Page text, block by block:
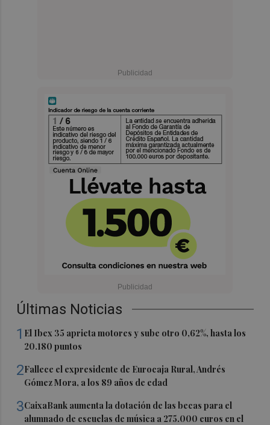
Últimas Noticias
1 El Ibex 35 aprieta motores y sube otro 0,62%, hasta los
20.180 puntos
2Fallece el expresidente de Eurocaja Rural, Andrés
Gómez Mora, a los 89 años de edad
3CaixaBank aumenta la dotación de las becas para el
alumnado de escuelas de música a 275.000 euros en el